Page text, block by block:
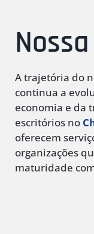
A trajetória do
continua a
economia e da
escritórios no
oferecem
organizações
maturidade